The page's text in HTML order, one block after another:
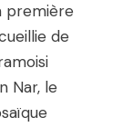
première
de
Nar, le